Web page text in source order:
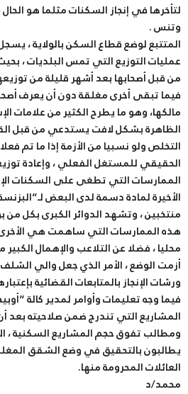
لتأخرها في إنجاز السكنات مثلما هو
وتنس .
المتتبع لوضع قطاع السكن بالولاية ،
عمليات التوزيع التي تمس البلديات ،
من قبل أصحابها بعد أشهر قليلة من توزيعها
فيما تبقى أخرى مغلقة دون أن يعرف
مالكها، وهو ما يطرح الكثير من علامات
الظاهرة بشكل لافت يستدعي من قبل
التخلص ولو نسبيا من الأزمة إذا ما تم
الحقيقي للمستغل الفعلي ، وإعادة
الممارسات التي تطغى على السكنات
الأخيرة لمادة دسمة لدى البعض
منتخبين ، وتشهد الدوائر الكبرى بكل من
هذه الممارسات التي ساهمت هي
محليا ، فضلا عن التلاعب والإهمال
أزمت الوضع ، الأمر الذي جعل والي
ورشات الإنجاز بالمتابعات القضائية
فيما وجه تعليمات وأوامر لمدير كالة
المشاريع التي تندرج ضمن صلاحيته
ومطالب تفوق حجم المشاريع السكنية ،
يطالبون بالتحقيق في وضع الشقق
العائلات المحرومة منها.
محمد/د